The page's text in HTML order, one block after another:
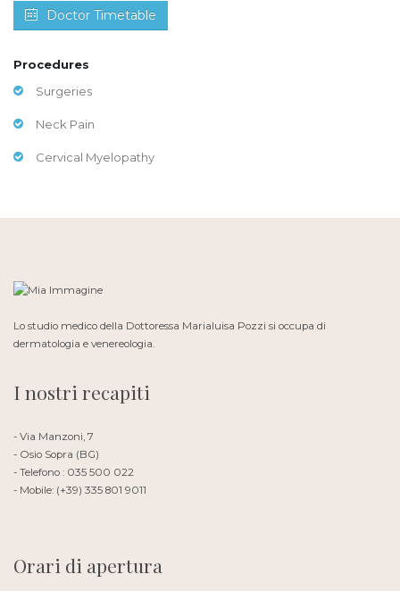
Doctor Timetable
Procedures
Surgeries
Neck Pain
Cervical Myelopathy
Lo studio medico della Dottoressa Marialuisa Pozzi si occupa di
dermatologia e venereologia.
I nostri recapiti
- Via Manzoni, 7
- Osio Sopra (BG)
- Telefono : 035 500 022
- Mobile: (+39) 335 801 9011
Orari di apertura